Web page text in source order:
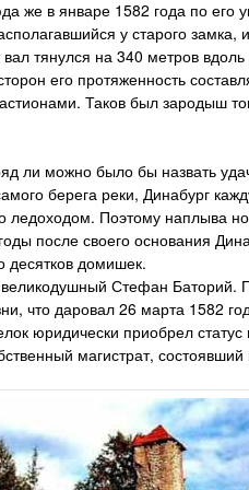
же в январе 1582 года по его
у старого
тянулся на 340 метров
его протяженность
Таков был зародыш
ли можно было бы назвать
берега реки, Динабург
ледоходом. Поэтому наплыва
после своего основания
десятков домишек.
Стефан Баторий.
что даровал 26 марта 1582
юридически приобрел статус
магистрат, состоявший